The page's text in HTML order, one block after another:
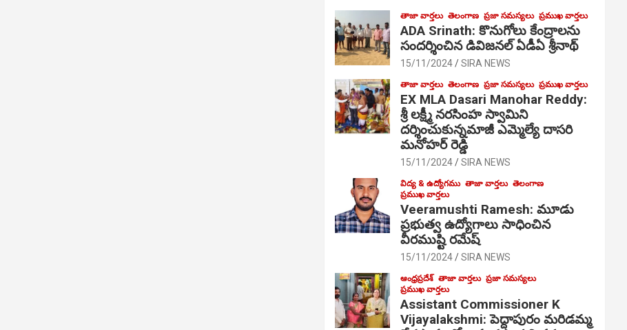
తాజా వార్తలు తెలంగాణ ప్రజా సమస్యలు ప్రముఖ వార్తలు
ADA Srinath: కొనుగోలు కేంద్రాల‌ను
సంద‌ర్శించిన డివిజనల్ ఏడీఏ శ్రీనాథ్
15/11/2024 SIRA NEWS
తాజా వార్తలు తెలంగాణ ప్రజా సమస్యలు ప్రముఖ వార్తలు
EX MLA Dasari Manohar Reddy:
శ్రీ లక్ష్మీ నరసింహ స్వామిని
దర్శించుకున్నమాజీ ఎమ్మెల్యే దాసరి
మనోహర్ రెడ్డి
15/11/2024 SIRA NEWS
విద్య & ఉద్యోగము తాజా వార్తలు తెలంగాణ
ప్రముఖ వార్తలు
Veeramushti Ramesh: మూడు
ప్రభుత్వ ఉద్యోగాలు సాధించిన
వీరముష్టి రమేష్
15/11/2024 SIRA NEWS
ఆంధ్రప్రదేశ్ తాజా వార్తలు ప్రజా సమస్యలు
ప్రముఖ వార్తలు
Assistant Commissioner K
Vijayalakshmi: పెద్దాపురం మరిడమ్మ